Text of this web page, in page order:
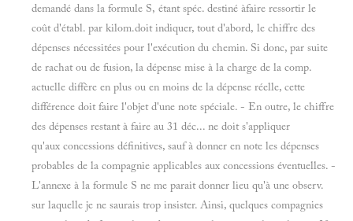
demandé dans la formule S, étant spéc. destiné àfaire ressortir le
coût d'établ. par kilom.doit indiquer, tout d'abord, le chiffre des
dépenses nécessitées pour l'exécution du chemin. Si donc, par suite
de rachat ou de fusion, la dépense mise à la charge de la comp.
actuelle diffère en plus ou en moins de la dépense réelle, cette
différence doit faire l'objet d'une note spéciale. - En outre, le chiffre
des dépenses restant à faire au 31 déc... ne doit s'appliquer
qu'aux concessions définitives, sauf à donner en note les dépenses
probables de la compagnie applicables aux concessions éventuelles. -
L'annexe à la formule S ne me parait donner lieu qu'à une observ.
sur laquelle je ne saurais trop insister. Ainsi, quelques compagnies